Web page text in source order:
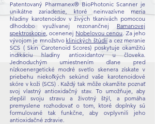
Patentovaný Pharmanex® BioPhotonic Scanner je
unikátne zariadenie, ktoré neinvazívne meria
hladiny karotenoidov v živých tkanivách pomocou
dlhodobo využívanej rezonančnej Ramanovej
spektroskopie, ocenenej Nobelovou cenou. Za jeho
vývojom je množstvo klinických štúdiía cez meranie
SCS ( Skin Carotenoid Scores) poskytuje okamžitú
indikáciu hladiny antioxidantov u človeka.
Jednoduchým umiestnením dlane pred
nízkoenergetické modré svetlo skenera získate v
priebehu niekoľkých sekúnd vaše karotenoidové
skóre v koži (SCS) . Každý tak môže okamžite poznať
svoj vlastný antioxidačný stav. To umožňuje, aby
zlepšil svoju stravu a životný štýl, a pomáha
premyslene rozhodovať o tom, ktoré doplnky sú
formulované tak funkčne, aby ovplyvnili jeho
antioxidačné zdravie.